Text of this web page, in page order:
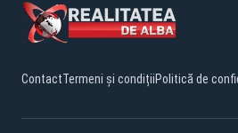
ContactTermeni și condițiiPolitică de